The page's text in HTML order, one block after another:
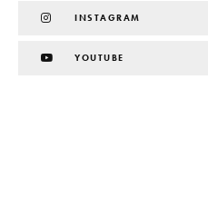
INSTAGRAM
YOUTUBE